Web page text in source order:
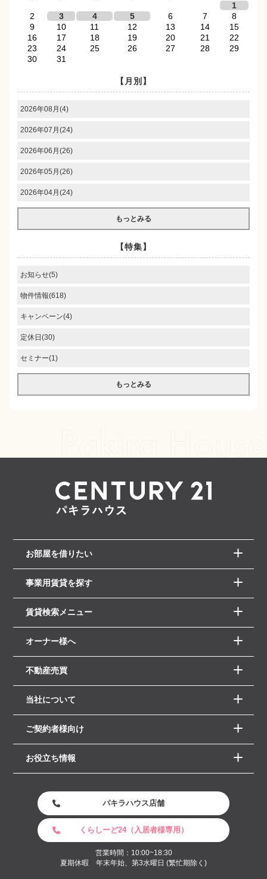
1
2
3 4 5 6 7
8
9
10 11 12 13 14
15
16
17 18 19 20 21
22
23
24 25 26 27 28
29
30
31
【月別】
2026年08月(4)
2026年07月(24)
2026年06月(26)
2026年05月(26)
2026年04月(24)
もっとみる
【特集】
お知らせ(5)
物件情報(618)
キャンペーン(4)
定休日(30)
セミナー(1)
もっとみる
お部屋を借りたい
事業用賃貸を探す
賃貸検索メニュー
オーナー様へ
不動産売買
当社について
ご契約者様向け
お役立ち情報
パキラハウス店舗
くらしーど24（入居者様専用）
営業時間：10:00~18:30
夏期休暇 年末年始、第3水曜日 (繁忙期除く)